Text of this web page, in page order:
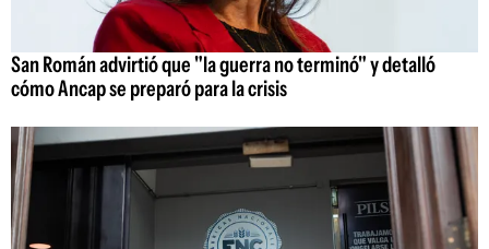
San Román advirtió que "la guerra no terminó" y detalló
cómo Ancap se preparó para la crisis